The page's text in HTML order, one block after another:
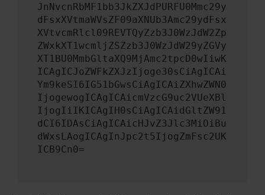
JnNvcnRbMF1bb3JkZXJdPURFU0Mmc29y
dFsxXVtmaWVsZF09aXNUb3Amc29ydFsx
XVtvcmRlcl09REVTQyZzb3J0WzJdW2Zp
ZWxkXT1wcmljZSZzb3J0WzJdW29yZGVy
XT1BU0MmbGltaXQ9MjAmc2tpcD0wIiwK
ICAgICJoZWFkZXJzIjoge30sCiAgICAi
Ym9keSI6IG51bGwsCiAgICAiZXhwZWN0
IjogewogICAgICAicmVzcG9uc2VUeXBl
IjogIiIKICAgIH0sCiAgICAidGltZW91
dCI6IDAsCiAgICAicHJvZ3Jlc3MiOiBu
dWxsLAogICAgInJpc2t5IjogZmFsc2UK
ICB9Cn0=